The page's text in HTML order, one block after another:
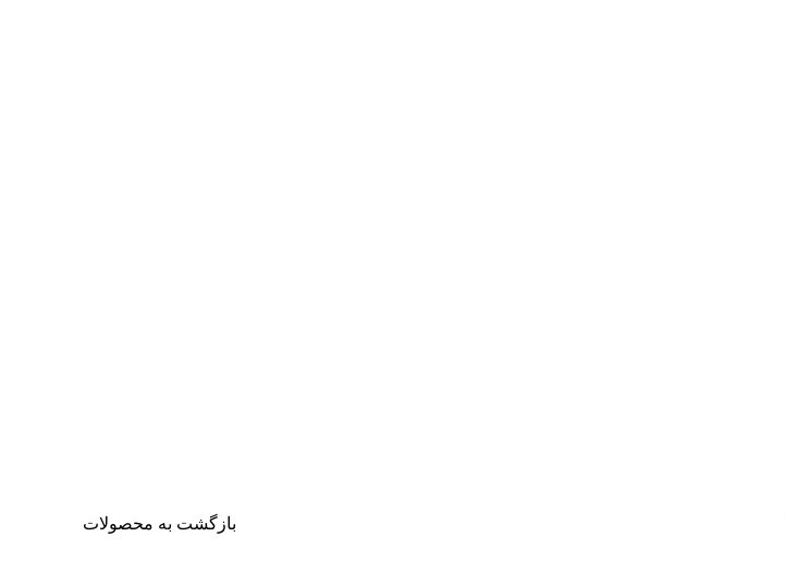
بازگشت به محصولات